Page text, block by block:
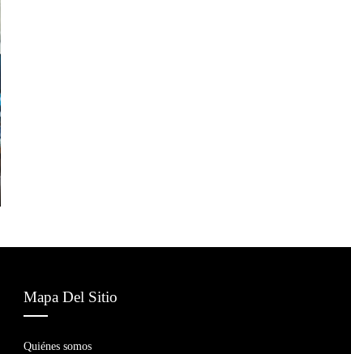
Mapa Del Sitio
Quiénes somos